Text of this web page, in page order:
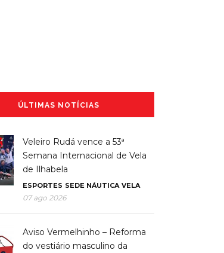
ÚLTIMAS NOTÍCIAS
Veleiro Rudá vence a 53ª
Semana Internacional de Vela
de Ilhabela
ESPORTES SEDE NÁUTICA VELA
07 ago 2026
Aviso Vermelhinho – Reforma
do vestiário masculino da